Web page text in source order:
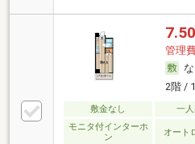
7.50
管理
2階 /
敷金なし 一
モニタ付インターホ
ン
オート